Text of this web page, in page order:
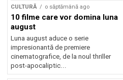
CULTURĂ o săptămână ago
10 filme care vor domina luna
august
Luna august aduce o serie
impresionantă de premiere
cinematografice, de la noul thriller
post-apocaliptic...